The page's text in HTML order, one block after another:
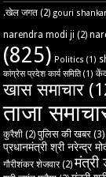
.खेल जगत (2) gouri
narendra modi ji (2)
(825) Politics (1)
कांग्रेस प्रदेश कार्य समिति(1)
खास समाचार
ताजा
कुरैशी (2) पुलिस की खबर (3)
प्रधानमंत्री श्री नरेन्द्र
गौरीशंकर शेजवार(2) मंत्री